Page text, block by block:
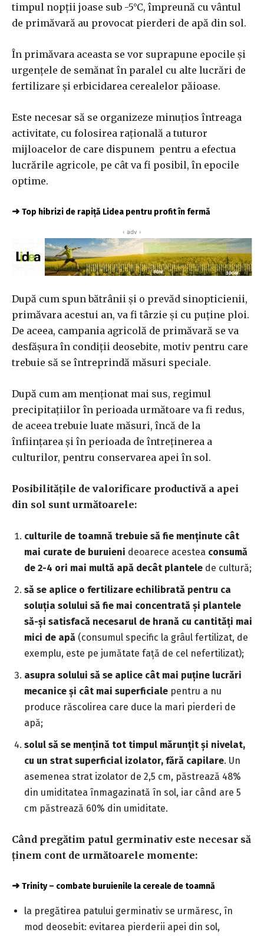
timpul nopții joase sub -5°C, împreună cu vântul
de primăvară au provocat pierderi de apă din sol.
În primăvara aceasta se vor suprapune epocile şi
urgenţele de semănat în paralel cu alte lucrări de
fertilizare şi erbicidarea cerealelor păioase.
Este necesar să se organizeze minuţios întreaga
activitate, cu folosirea raţională a tuturor
mijloacelor de care dispunem pentru a efectua
lucrările agricole, pe cât va fi posibil, în epocile
optime.
➜ Top hibrizi de rapiță Lidea pentru profit în fermă
‹ adv ›
După cum spun bătrânii şi o prevăd sinopticienii,
primăvara acestui an, va fi târzie şi cu puține ploi.
De aceea, campania agricolă de primăvară se va
desfăşura în condiţii deosebite, motiv pentru care
trebuie să se întreprindă măsuri speciale.
După cum am menționat mai sus, regimul
precipitaţiilor în perioada următoare va fi redus,
de aceea trebuie luate măsuri, încă de la
înfiinţarea și în perioada de întreținerea a
culturilor, pentru conservarea apei în sol.
Posibilităţile de valorificare productivă a apei
din sol sunt următoarele:
culturile de toamnă trebuie să fie menţinute cât
mai curate de buruieni deoarece acestea consumă
de 2-4 ori mai multă apă decât plantele de cultură;
să se aplice o fertilizare echilibrată pentru ca
soluţia solului să fie mai concentrată şi plantele
să-şi satisfacă necesarul de hrană cu cantităţi mai
mici de apă (consumul specific la grâul fertilizat, de
exemplu, este pe jumătate faţă de cel nefertilizat);
asupra solului să se aplice cât mai puţine lucrări
mecanice şi cât mai superficiale pentru a nu
produce răscolirea care duce la mari pierderi de
apă;
solul să se menţină tot timpul mărunţit şi nivelat,
cu un strat superficial izolator, fără capilare. Un
asemenea strat izolator de 2,5 cm, păstrează 48%
din umiditatea înmagazinată în sol, iar când are 5
cm păstrează 60% din umiditate.
Când pregătim patul germinativ este necesar să
ţinem cont de următoarele momente:
➜ Trinity – combate buruienile la cereale de toamnă
la pregătirea patului germinativ se urmăresc, în
mod deosebit: evitarea pierderii apei din sol,